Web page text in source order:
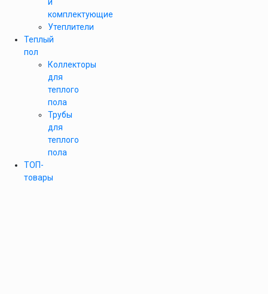
комплектующие
Утеплители
Теплый
пол
Коллекторы
для
теплого
пола
Трубы
для
теплого
пола
ТОП-
товары